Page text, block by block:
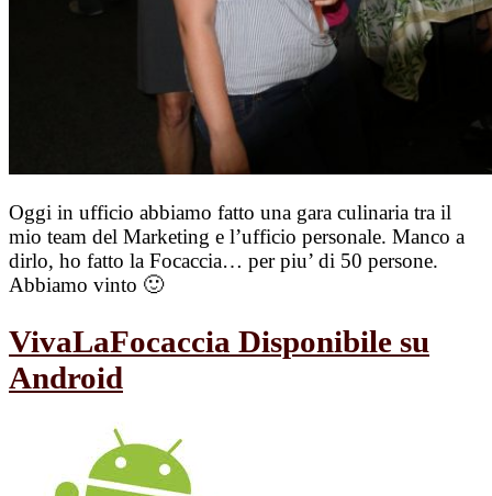
Oggi in ufficio abbiamo fatto una gara culinaria tra il
mio team del Marketing e l’ufficio personale. Manco a
dirlo, ho fatto la Focaccia… per piu’ di 50 persone.
Abbiamo vinto 🙂
VivaLaFocaccia Disponibile su
Android